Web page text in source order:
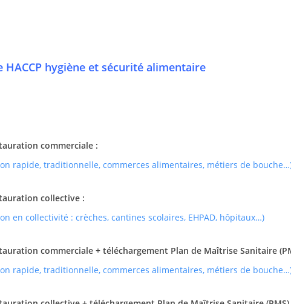
hygiène et sécurité alimentaire
commerciale :
rapide, traditionnelle, commerces alimentaires, métiers de
collective :
en collectivité : crèches, cantines scolaires, EHPAD, hôpitaux…)
commerciale + téléchargement Plan de Maîtrise Sanitaire
rapide, traditionnelle, commerces alimentaires, métiers de